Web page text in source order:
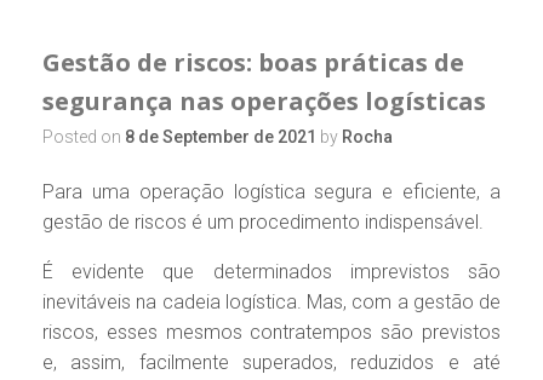
Gestão de riscos: boas práticas de
segurança nas operações logísticas
Posted on 8 de September de 2021 by Rocha
Para uma operação logística segura e eficiente, a
gestão de riscos é um procedimento indispensável.
É evidente que determinados imprevistos são
inevitáveis na cadeia logística. Mas, com a gestão de
riscos, esses mesmos contratempos são previstos
e, assim, facilmente superados, reduzidos e até